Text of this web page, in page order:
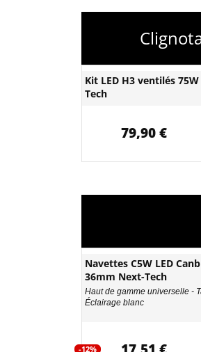
Kit LED H3 ventilés
Tech
79,90 €
Navettes C5W LED
36mm Next-Tech
Haut de gamme universelle -
Éclairage blanc
-12%